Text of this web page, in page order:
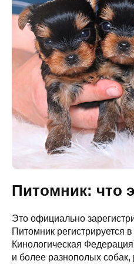
Питомник: что
Это официально
Питомник регистрируется
Кинологическая
и более разнополых